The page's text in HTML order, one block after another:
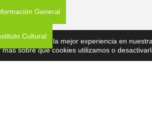
para ofrecerte la mejor experiencia en
más sobre qué cookies utilizamos o
General
Cultural